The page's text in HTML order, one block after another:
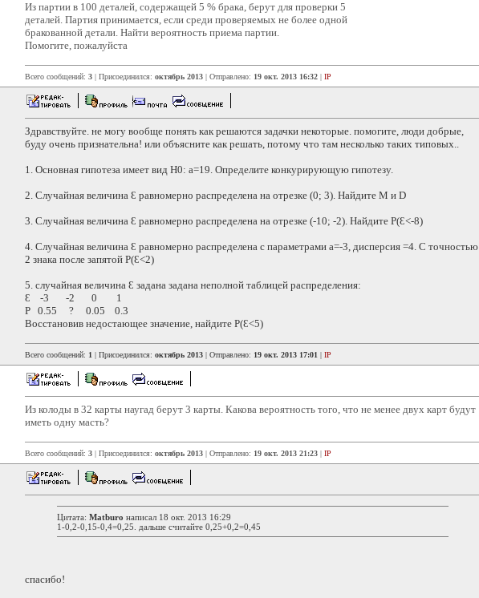
Из партии в 100 деталей, содержащей 5 % брака, берут для проверки 5
деталей. Партия принимается, если среди проверяемых не более одной
бракованной детали. Найти вероятность приема партии.
Помогите, пожалуйста
Всего сообщений: 3 | Присоединился: октябрь 2013 | Отправлено: 19 окт. 2013 16:32 | IP
Здравствуйте. не могу вообще понять как решаются задачки некоторые. помогите, люди добрые,
буду очень признательна! или объясните как решать, потому что там несколько таких типовых..
1. Основная гипотеза имеет вид Н0: а=19. Определите конкурирующую гипотезу.
2. Случайная величина Ɛ равномерно распределена на отрезке (0; 3). Найдите М и D
3. Случайная величина Ɛ равномерно распределена на отрезке (-10; -2). Найдите Р(Ɛ<-8)
4. Случайная величина Ɛ равномерно распределена с параметрами а=-3, дисперсия =4. С точностью
2 знака после запятой Р(Ɛ<2)
5. случайная величина Ɛ задана задана неполной таблицей распределения:
Ɛ -3 -2 0 1
Р 0.55 ? 0.05 0.3
Восстановив недостающее значение, найдите P(Ɛ<5)
Всего сообщений: 1 | Присоединился: октябрь 2013 | Отправлено: 19 окт. 2013 17:01 | IP
Из колоды в 32 карты наугад берут 3 карты. Какова вероятность того, что не менее двух карт будут
иметь одну масть?
Всего сообщений: 3 | Присоединился: октябрь 2013 | Отправлено: 19 окт. 2013 21:23 | IP
Цитата: Matburo написал 18 окт. 2013 16:29
1-0,2-0,15-0,4=0,25. дальше считайте 0,25+0,2=0,45
спасибо!